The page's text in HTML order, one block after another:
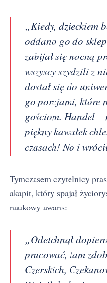
„Kiedy, dzieckiem
oddano go do
zabijał się nocną
wszyscy szydzili z
dostał się do
go porcjami, które
gościom. Handel
piękny kawałek
czasach! No i
Tymczasem czytelnicy
akapit, który spajał
naukowy awans:
„Odetchnął
pracować, tam
Czerskich,